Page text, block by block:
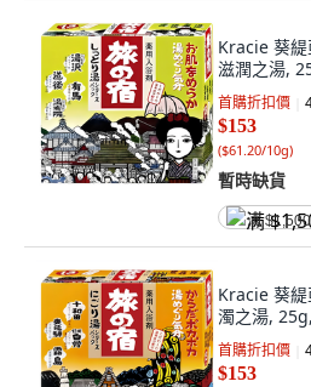
Kracie 葵
滋潤之湯,
首購折扣價
$153
($61.20/10g)
暫時缺貨
满
Kracie 葵
濁之湯,
首購折扣價
$153